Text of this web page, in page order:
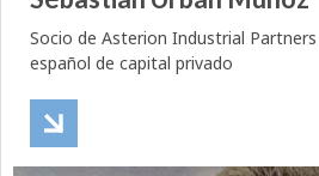
Socio de Asterion Industrial
español de capital privado